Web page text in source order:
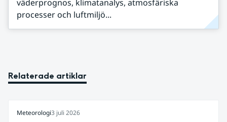
väderprognos, klimatanalys, atmosfäriska
processer och luftmiljö...
Relaterade artiklar
Meteorologi3 juli 2026